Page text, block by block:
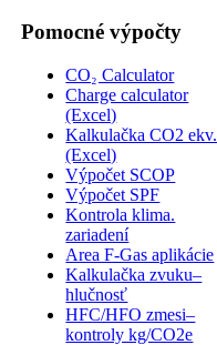
Pomocné výpočty
CO₂ Calculator
Charge calculator
(Excel)
Kalkulačka CO2 ekv.
(Excel)
Výpočet SCOP
Výpočet SPF
Kontrola klima.
zariadení
Area F-Gas aplikácie
Kalkulačka zvuku–
hlučnosť
HFC/HFO zmesi–
kontroly kg/CO2e